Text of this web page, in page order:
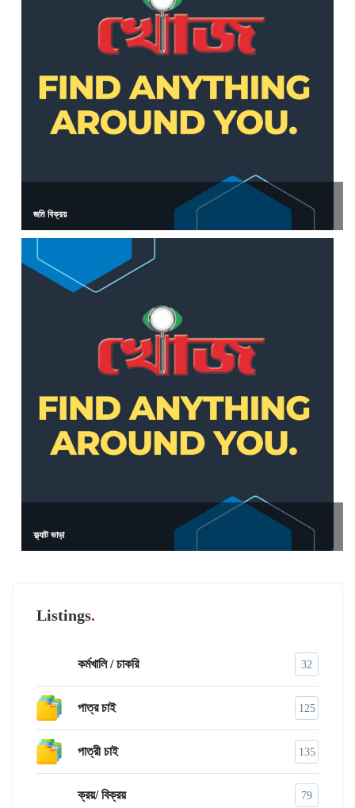
জমি বিক্রয়
ফ্ল্যাট ভাড়া
Listings
কর্মখালি / চাকরি 32
পাত্র চাই 125
পাত্রী চাই 135
ক্রয়/ বিক্রয় 79